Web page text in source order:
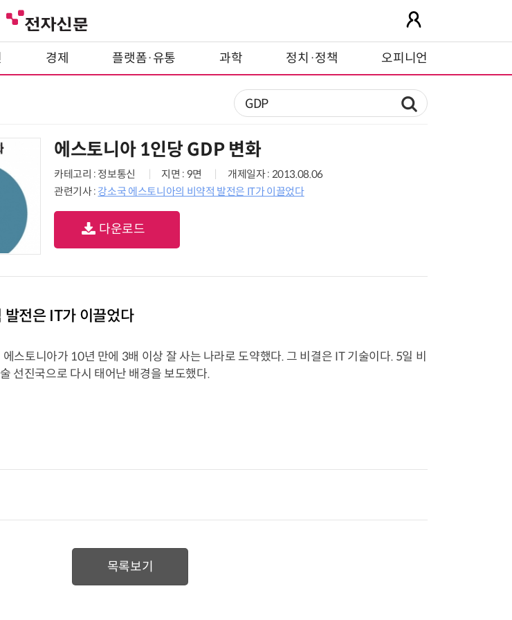
경제 플랫폼·유통 과학 정치·정책 오피니언
에스토니아 1인당 GDP 변화
카테고리 : 정보통신 지면 : 9면
개제일자 : 2013.08.06
관련기사 : 강소국 에스토니아의 비약적 발전은 IT가 이끌었다
다운로드
발전은 IT가 이끌었다
스토니아가 10년 만에 3배 이상 잘 사는 나라로 도약했다. 그 비결은 IT 기술이다. 5일 비
선진국으로 다시 태어난 배경을 보도했다.
목록보기